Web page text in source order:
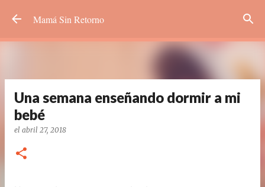
Ir al contenido principal
Mamá Sin Retorno
Una semana enseñando dormir a mi
bebé
el abril 27, 2018